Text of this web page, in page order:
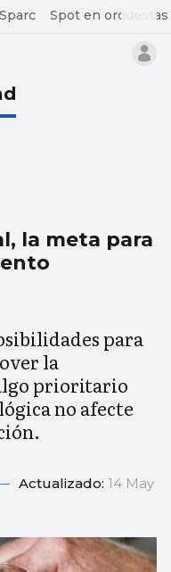
Sparc Spot en orquestas
la meta para
para
la
prioritario
no afecte
Actualizado: 14 May